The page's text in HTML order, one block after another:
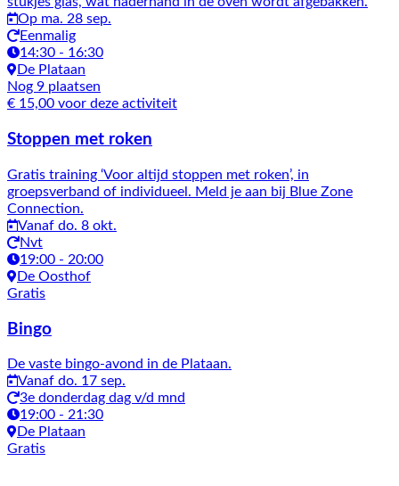
Op ma. 28 sep.
Eenmalig
14:30 - 16:30
De Plataan
Nog 9 plaatsen
€ 15,00 voor deze activiteit
Stoppen met roken
Gratis training ‘Voor altijd stoppen met roken’, in
groepsverband of individueel. Meld je aan bij Blue Zone
Connection.
Vanaf do. 8 okt.
Nvt
19:00 - 20:00
De Oosthof
Gratis
Bingo
De vaste bingo-avond in de Plataan.
Vanaf do. 17 sep.
3e donderdag dag v/d mnd
19:00 - 21:30
De Plataan
Gratis